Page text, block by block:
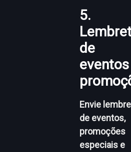
5.
de
Envie
de eventos,
promoções
especiais e